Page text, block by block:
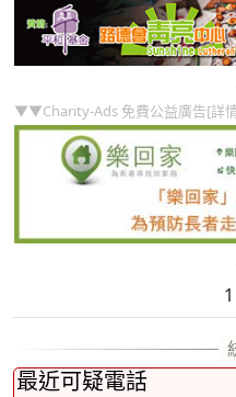
▼▼Charity-Ads 免費公益廣告[
最近可疑電話